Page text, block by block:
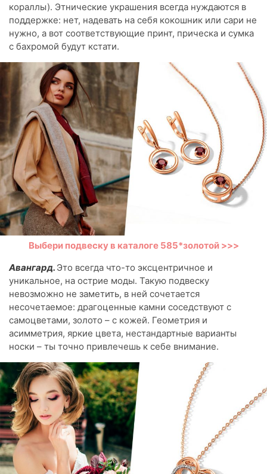
кораллы). Этнические украшения всегда нуждаются в
поддержке: нет, надевать на себя кокошник или сари не
нужно, а вот соответствующие принт, прическа и сумка
с бахромой будут кстати.
Выбери подвеску в каталоге 585*золотой >>>
Авангард. Это всегда что-то эксцентричное и
уникальное, на острие моды. Такую подвеску
невозможно не заметить, в ней сочетается
несочетаемое: драгоценные камни соседствуют с
самоцветами, золото – с кожей. Геометрия и
асимметрия, яркие цвета, нестандартные варианты
носки – ты точно привлечешь к себе внимание.